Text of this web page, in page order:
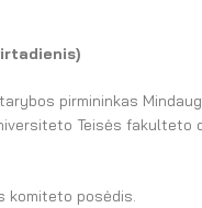
pirmininkas
Teisės fakulteto
komiteto posėdis.